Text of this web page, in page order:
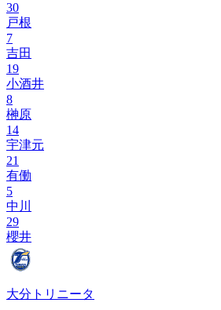
30
戸根
7
吉田
19
小酒井
8
榊原
14
宇津元
21
有働
5
中川
29
櫻井
大分トリニータ